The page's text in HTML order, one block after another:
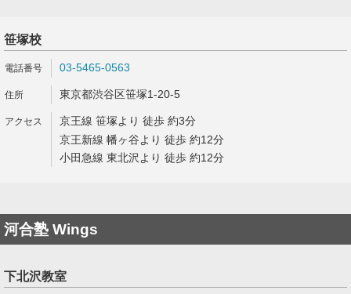
笹塚校
03-5465-0563
東京都渋谷区笹塚1-20-5
京王線 笹塚より 徒歩 約3分
京王新線 幡ヶ谷より 徒歩 約12分
小田急線 東北沢より 徒歩 約12分
河合塾 Wings
下北沢教室